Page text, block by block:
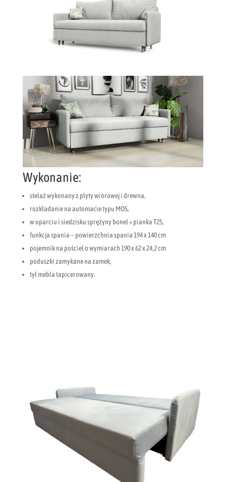
Wykonanie:
stelaż wykonany z płyty wiórowej i drewna,
rozkładanie na automacie typu MOS,
w oparciu i siedzisku sprężyny bonel + pianka T25,
funkcja spania – powierzchnia spania 194 x 140 cm
pojemnik na pościel o wymiarach 190 x 62 x 24,2 cm
poduszki zamykane na zamek,
tył mebla tapicerowany.